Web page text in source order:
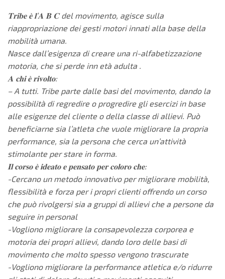
𝐓𝐫𝐢𝐛𝐞 𝐞̀ 𝐥’𝐀 𝐁 𝐂 del movimento, agisce sulla
riappropriazione dei gesti motori innati alla base della
mobilità umana.
Nasce dall’esigenza di creare una ri-alfabetizzazione
motoria, che si perde inn età adulta .
𝐀 𝐜𝐡𝐢 𝐞̀ 𝐫𝐢𝐯𝐨𝐥𝐭𝐨:
– A tutti. Tribe parte dalle basi del movimento, dando la
possibilità di regredire o progredire gli esercizi in base
alle esigenze del cliente o della classe di allievi. Può
beneficiarne sia l’atleta che vuole migliorare la propria
performance, sia la persona che cerca un’attività
stimolante per stare in forma.
𝐈𝐥 𝐜𝐨𝐫𝐬𝐨 𝐞̀ 𝐢𝐝𝐞𝐚𝐭𝐨 𝐞 𝐩𝐞𝐧𝐬𝐚𝐭𝐨 𝐩𝐞𝐫 𝐜𝐨𝐥𝐨𝐫𝐨 𝐜𝐡𝐞:
-Cercano un metodo innovativo per migliorare mobilità,
flessibilità e forza per i propri clienti offrendo un corso
che può rivolgersi sia a gruppi di allievi che a persone da
seguire in personal
-Vogliono migliorare la consapevolezza corporea e
motoria dei propri allievi, dando loro delle basi di
movimento che molto spesso vengono trascurate
-Vogliono migliorare la performance atletica e/o ridurre